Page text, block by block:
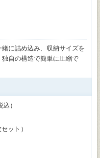
に詰め込み、収納サイズを
自の構造で簡単に圧縮で
）
ット）